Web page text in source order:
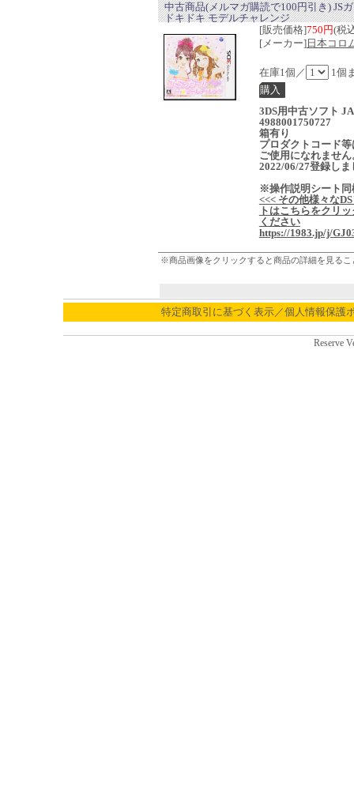
中古商品(メルマガ購読で100円引き) JS
ドキドキ モデルチャレンジ
[販売価格]750円(税
[メーカー]日本コロ
在庫1個／ 1個
3DS用中古ソフト
4988001750727
箱有り
プロダクトコード
ご使用になれません
2022/06/27登録しま
※操作説明シート同
<<< その他様々な
トはこちらをクリ
ください
https://1983.jp/j/
※商品画像をクリックすると商品の詳細を見るこ
特定商取引に基づく表示／個人情報保護
Reserve